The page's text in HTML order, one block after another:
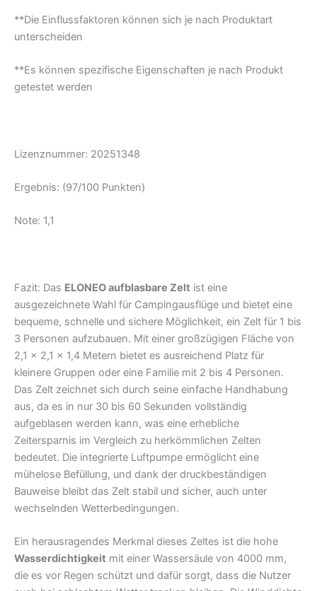
**Die Einflussfaktoren können sich je nach Produktart
unterscheiden
**Es können spezifische Eigenschaften je nach Produkt
getestet werden
Lizenznummer: 20251348
Ergebnis: (97/100 Punkten)
Note: 1,1
Fazit: Das ELONEO aufblasbare Zelt ist eine
ausgezeichnete Wahl für Campingausflüge und bietet eine
bequeme, schnelle und sichere Möglichkeit, ein Zelt für 1 bis
3 Personen aufzubauen. Mit einer großzügigen Fläche von
2,1 x 2,1 x 1,4 Metern bietet es ausreichend Platz für
kleinere Gruppen oder eine Familie mit 2 bis 4 Personen.
Das Zelt zeichnet sich durch seine einfache Handhabung
aus, da es in nur 30 bis 60 Sekunden vollständig
aufgeblasen werden kann, was eine erhebliche
Zeitersparnis im Vergleich zu herkömmlichen Zelten
bedeutet. Die integrierte Luftpumpe ermöglicht eine
mühelose Befüllung, und dank der druckbeständigen
Bauweise bleibt das Zelt stabil und sicher, auch unter
wechselnden Wetterbedingungen.
Ein herausragendes Merkmal dieses Zeltes ist die hohe
Wasserdichtigkeit mit einer Wassersäule von 4000 mm,
die es vor Regen schützt und dafür sorgt, dass die Nutzer